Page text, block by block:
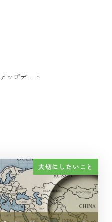
アップデート
大切にしたいこと